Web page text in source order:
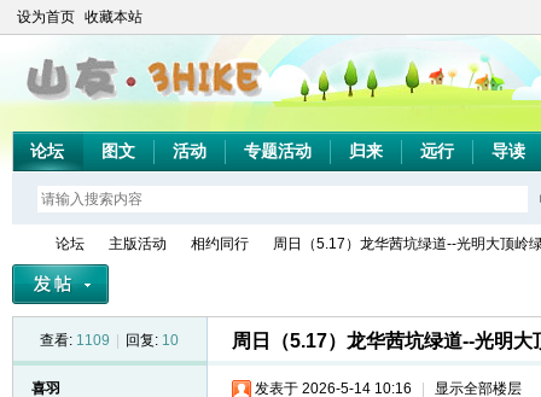
设为首页 收藏本站
论坛 图文 活动 专题活动 归来 远行 导读
论坛
›
主版活动
›
相约同行
›
周日（5.17）龙华茜坑绿道--光明大顶岭
查看: 1109 回复: 10 周日（5.17）龙华茜坑绿道--光明大
喜羽 发表于 2026-5-14 10:16 显示全部楼层